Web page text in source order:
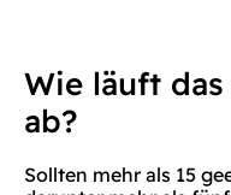
Wie läuft
ab?
Sollten mehr als 15